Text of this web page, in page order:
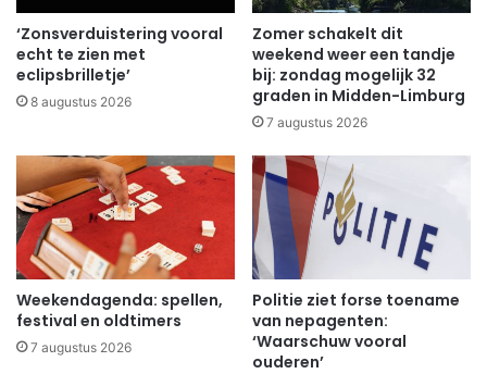
‘Zonsverduistering vooral
echt te zien met
eclipsbrilletje’
8 augustus 2026
Zomer schakelt dit
weekend weer een tandje
bij: zondag mogelijk 32
graden in Midden-Limburg
7 augustus 2026
Weekendagenda: spellen,
festival en oldtimers
7 augustus 2026
Politie ziet forse toename
van nepagenten:
‘Waarschuw vooral
ouderen’